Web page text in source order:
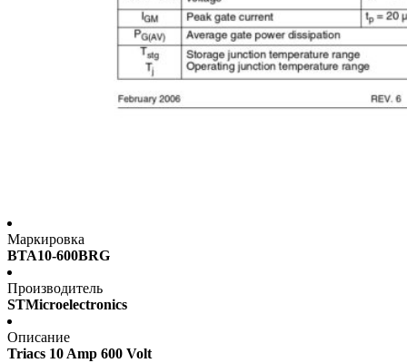
Маркировка
BTA10-600BRG
Производитель
STMicroelectronics
Описание
Triacs 10 Amp 600 Volt